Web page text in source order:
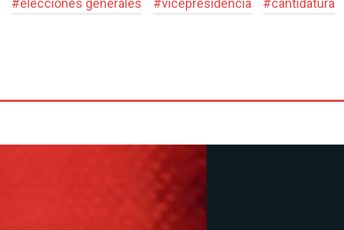
#elecciones generales #vicepresidencia #cantidatura